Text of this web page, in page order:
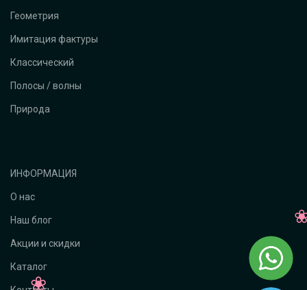
Геометрия
Имитация фактуры
Классический
Полосы / волны
Природа
ИНФОРМАЦИЯ
О нас
Наш блог
Акции и скидки
Каталог